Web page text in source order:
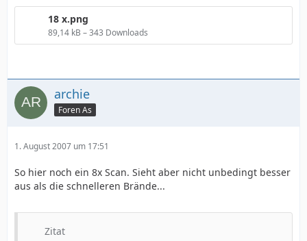
18 x.png
89,14 kB – 343 Downloads
archie
Foren As
1. August 2007 um 17:51
So hier noch ein 8x Scan. Sieht aber nicht unbedingt besser
aus als die schnelleren Brände...
Zitat